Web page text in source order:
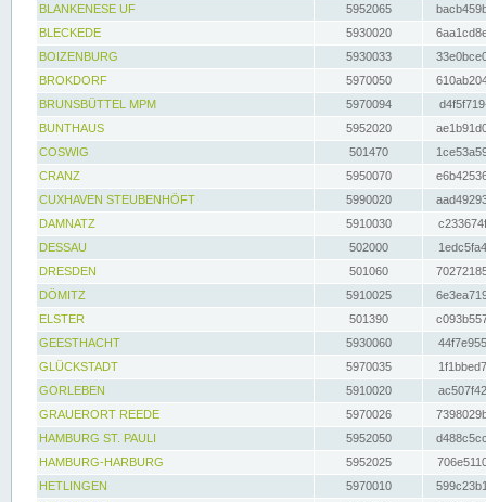
BLANKENESE UF
5952065
BLECKEDE
5930020
BOIZENBURG
5930033
BROKDORF
5970050
BRUNSBÜTTEL MPM
5970094
BUNTHAUS
5952020
COSWIG
501470
CRANZ
5950070
CUXHAVEN STEUBENHÖFT
5990020
DAMNATZ
5910030
DESSAU
502000
DRESDEN
501060
DÖMITZ
5910025
ELSTER
501390
GEESTHACHT
5930060
GLÜCKSTADT
5970035
GORLEBEN
5910020
GRAUERORT REEDE
5970026
HAMBURG ST. PAULI
5952050
HAMBURG-HARBURG
5952025
HETLINGEN
5970010